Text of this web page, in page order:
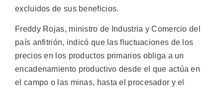
excluidos de sus beneficios.
Freddy Rojas, ministro de Industria y Comercio del
país anfitrión, indicó que las fluctuaciones de los
precios en los productos primarios obliga a un
encadenamiento productivo desde el que actúa en
el campo o las minas, hasta el procesador y el